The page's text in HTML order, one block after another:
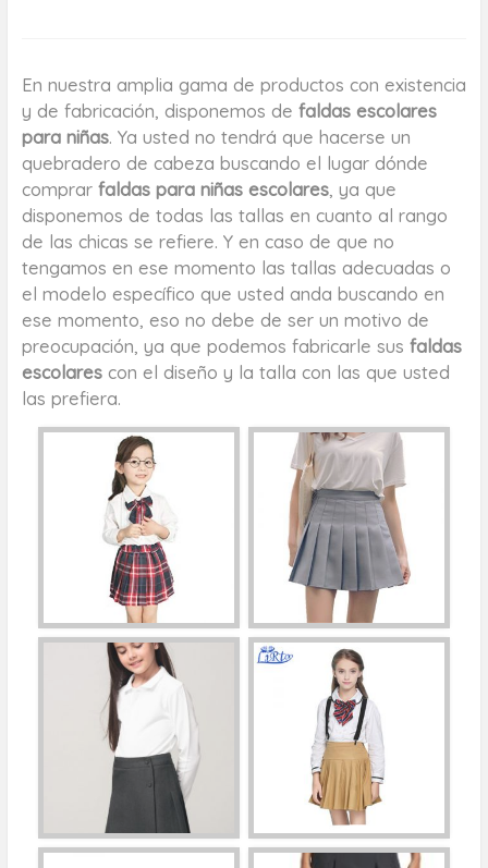
En nuestra amplia gama de productos con existencia
y de fabricación, disponemos de faldas escolares
para niñas. Ya usted no tendrá que hacerse un
quebradero de cabeza buscando el lugar dónde
comprar faldas para niñas escolares, ya que
disponemos de todas las tallas en cuanto al rango
de las chicas se refiere. Y en caso de que no
tengamos en ese momento las tallas adecuadas o
el modelo específico que usted anda buscando en
ese momento, eso no debe de ser un motivo de
preocupación, ya que podemos fabricarle sus faldas
escolarescon el diseño y la talla con las que usted
las prefiera.